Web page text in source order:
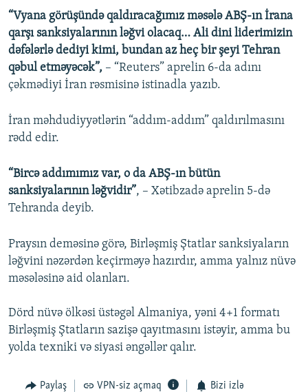
“Vyana görüşündə qaldıracağımız məsələ ABŞ-ın İrana
qarşı sanksiyalarının ləğvi olacaq… Ali dini liderimizin
dəfələrlə dediyi kimi, bundan az heç bir şeyi Tehran
qəbul etməyəcək”, – “Reuters” aprelin 6-da adını
çəkmədiyi İran rəsmisinə istinadla yazıb.
İran məhdudiyyətlərin “addım-addım” qaldırılmasını
rədd edir.
“Bircə addımımız var, o da ABŞ-ın bütün
sanksiyalarının ləğvidir”, – Xətibzadə aprelin 5-də
Tehranda deyib.
Praysın deməsinə görə, Birləşmiş Ştatlar sanksiyaların
ləğvini nəzərdən keçirməyə hazırdır, amma yalnız nüvə
məsələsinə aid olanları.
Dörd nüvə ölkəsi üstəgəl Almaniya, yəni 4+1 formatı
Birləşmiş Ştatların sazişə qayıtmasını istəyir, amma bu
yolda texniki və siyasi əngəllər qalır.
Paylaş VPN-siz açmaq Bizi izlə